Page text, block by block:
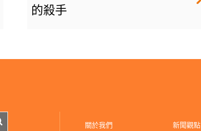
的殺手
關於我們 新聞觀點